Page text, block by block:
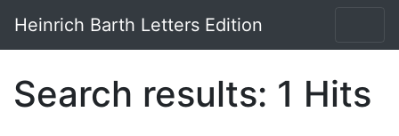
Heinrich Barth Letters Edition
Search results: 1 Hits